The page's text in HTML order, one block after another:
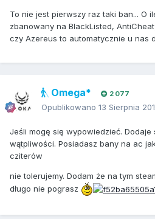
To nie jest pierwszy raz taki ban... O
zbanowany na BlackListed,
czy Azereus to automatycznie u nas
Omega* 2 077
Opublikowano 13 Sierpnia
Jeśli mogę się wypowiedzieć. Dodaje
wątpliwości. Posiadasz bany na ac
cziterów
nie tolerujemy. Dodam że na tym
długo nie pograsz